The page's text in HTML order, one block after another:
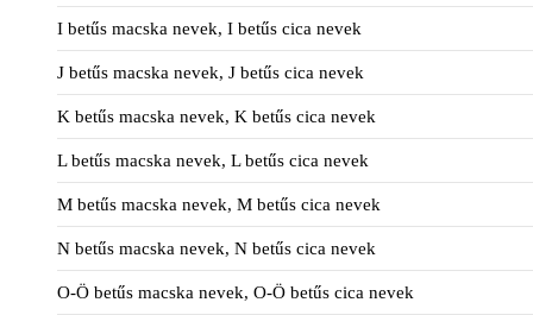
I betűs macska nevek, I betűs cica nevek
J betűs macska nevek, J betűs cica nevek
K betűs macska nevek, K betűs cica nevek
L betűs macska nevek, L betűs cica nevek
M betűs macska nevek, M betűs cica nevek
N betűs macska nevek, N betűs cica nevek
O-Ö betűs macska nevek, O-Ö betűs cica nevek